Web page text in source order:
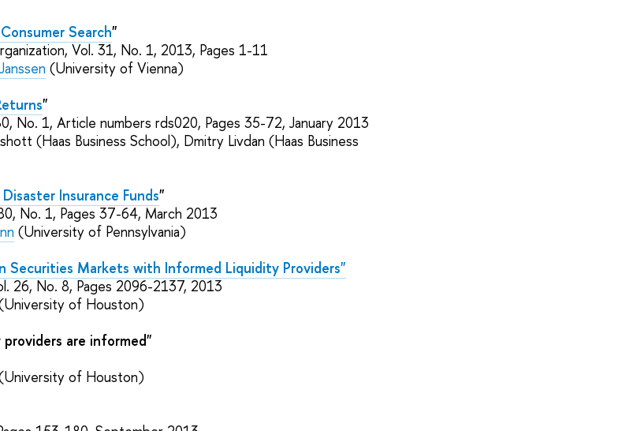
Search"
Vol. 31, No. 1, 2013, Pages 1-11
(University of Vienna)
"
No. 1, Article numbers rds020, Pages 35-72, January 2013
(Haas Business School), Dmitry Livdan (Haas Business
Insurance Funds"
No. 1, Pages 37-64, March 2013
(University of Pennsylvania)
Securities Markets with Informed Liquidity Providers"
26, No. 8, Pages 2096-2137, 2013
of Houston)
are informed"
of Houston)